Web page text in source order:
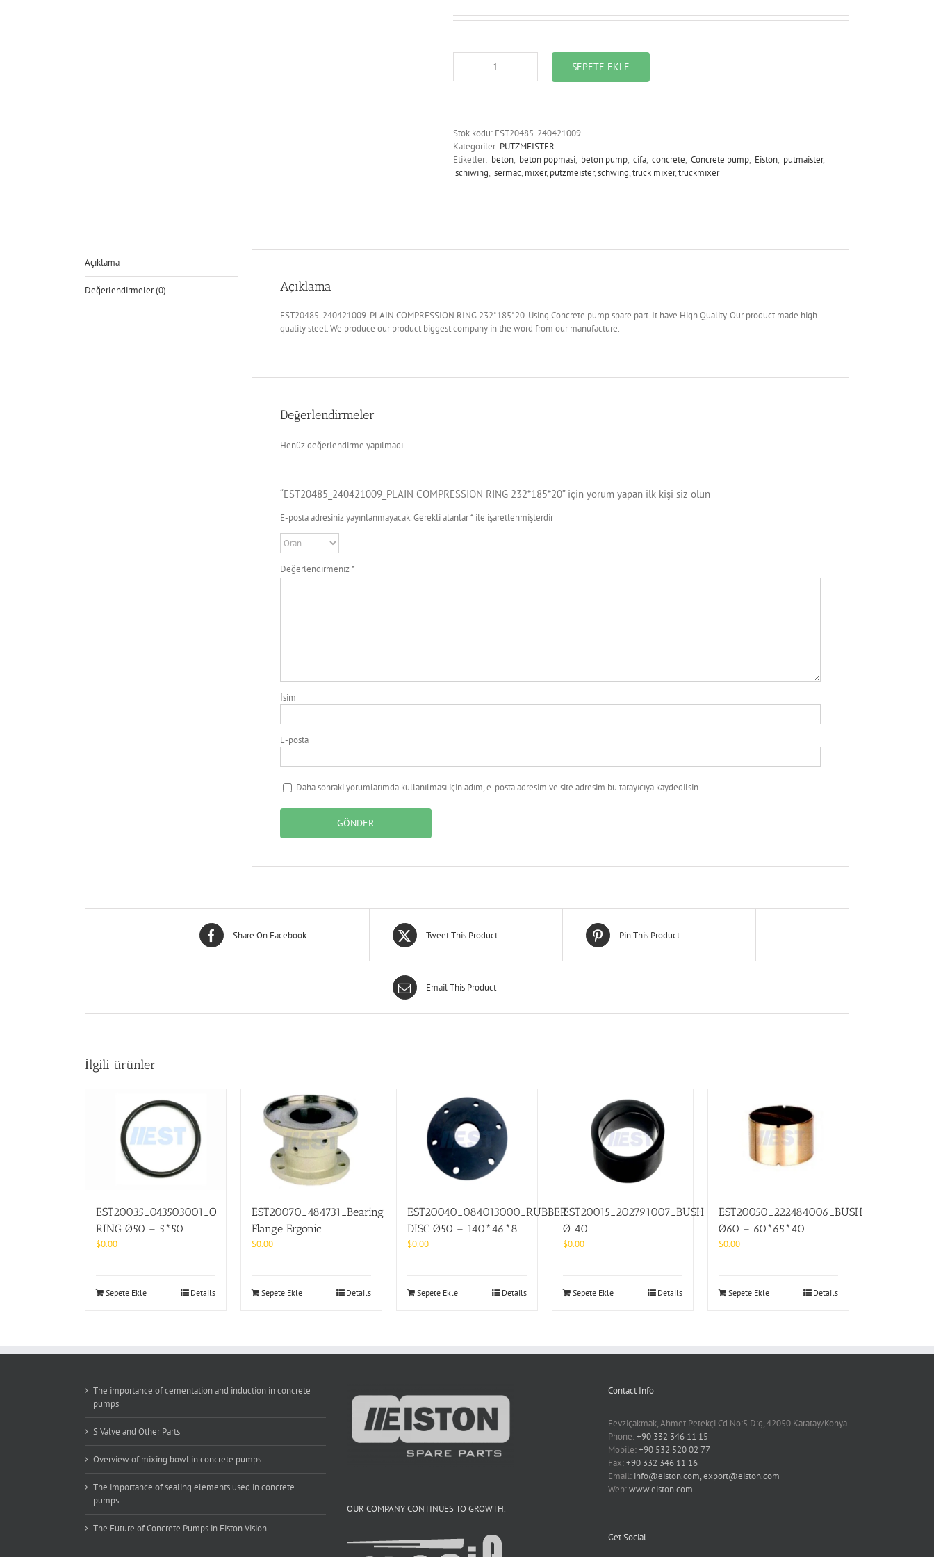
EST20485_240421009_PLAIN
COMPRESSION
SEPETE EKLE
Stok kodu: EST20485_240421009
Kategoriler: PUTZMEISTER
Etiketler: beton, beton popmasi, beton pump, cifa, concrete, Concrete pump, Eiston, putmaister,
schiwing, sermac, mixer, putzmeister,schwing,truck mixer,truckmixer
Açıklama
Değerlendirmeler (0) Açıklama
EST20485_240421009_PLAIN COMPRESSION RING 232*185*20_Using Concrete pump spare part. It have High Quality. Our product made high
quality steel. We produce our product biggest company in the word from our manufacture.
Değerlendirmeler
Henüz değerlendirme yapılmadı.
“EST20485_240421009_PLAIN COMPRESSION RING 232*185*20” için yorum yapan ilk kişi siz olun
E-posta adresiniz yayınlanmayacak.Gerekli alanlar* ile işaretlenmişlerdir
Değerlendirmeniz*
İsim
E-posta
Daha sonraki yorumlarımda kullanılması için adım, e-posta adresim ve site adresim bu tarayıcıya kaydedilsin.
Share On Facebook Tweet This Product Pin This Product
Email This Product
İlgili ürünler
EST20035_043503001_O
RING Ø50 – 5*50
$0.00
Sepete Ekle Details
EST20070_484731_Bearing
Flange Ergonic
$0.00
Sepete Ekle Details
EST20040_084013000_RUBBER
DISC Ø50 – 140*46*8
$0.00
Sepete Ekle Details
EST20015_202791007_BUSH
Ø 40
$0.00
Sepete Ekle Details
EST20050_222484006_BUSH
Ø60 – 60*65*40
$0.00
Sepete Ekle Details
The importance of cementation and induction in concrete
pumps
S Valve and Other Parts
Overview of mixing bowl in concrete pumps.
The importance of sealing elements used in concrete
pumps
The Future of Concrete Pumps in Eiston Vision
OUR COMPANY CONTINUES TO GROWTH.
Contact Info
Fevziçakmak, Ahmet Petekçi Cd No:5 D:g, 42050 Karatay/Konya
Phone:+90 332 346 11 15
Mobile:+90 532 520 02 77
Fax:+90 332 346 11 16
Email: info@eiston.com, export@eiston.com
Web:www.eiston.com
Get Social